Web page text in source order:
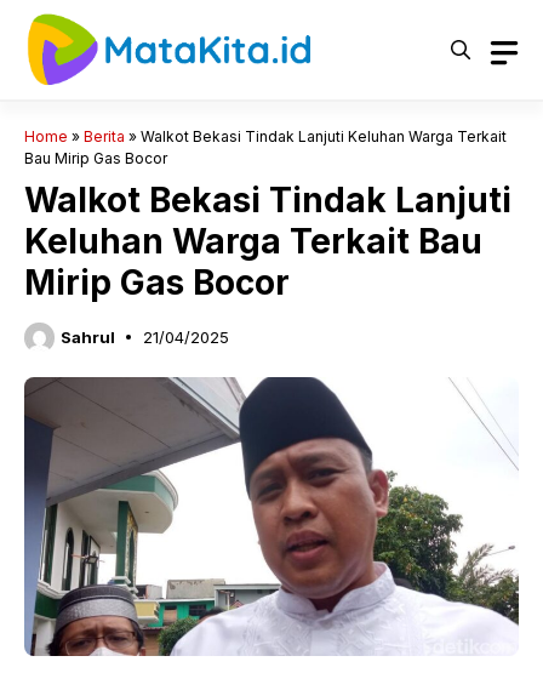
Langsung
Home » Berita » Walkot Bekasi Tindak Lanjuti Keluhan Warga Terkait
Bau Mirip Gas Bocor
Walkot Bekasi Tindak Lanjuti
Keluhan Warga Terkait Bau
Mirip Gas Bocor
Sahrul 21/04/2025